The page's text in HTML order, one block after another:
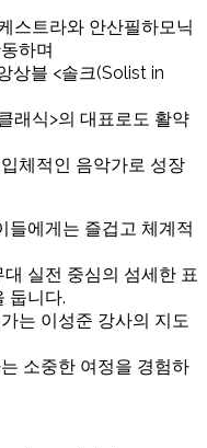
스트라와 안산필하모닉
하며
상블 <솔크(Solist in
래식>의 대표로도 활약
체적인 음악가로 성장
들에게는 즐겁고 체계적
실전 중심의 섬세한 표
둡니다.
가는 이성준 강사의 지도
소중한 여정을 경험하